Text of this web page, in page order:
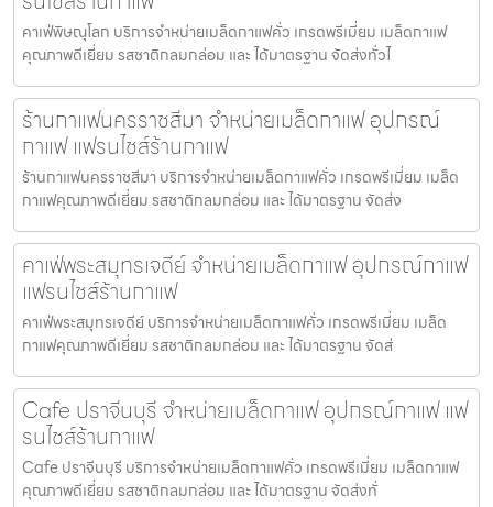
คาเฟ่พิษณุโลก บริการจำหน่ายเมล็ดกาแฟคั่ว เกรดพรีเมี่ยม เมล็ดกาแฟ
คุณภาพดีเยี่ยม รสชาติกลมกล่อม และ ได้มาตรฐาน จัดส่งทั่วไ
ร้านกาแฟนครราชสีมา จำหน่ายเมล็ดกาแฟ อุปกรณ์
กาแฟ แฟรนไชส์ร้านกาแฟ
ร้านกาแฟนครราชสีมา บริการจำหน่ายเมล็ดกาแฟคั่ว เกรดพรีเมี่ยม เมล็ด
กาแฟคุณภาพดีเยี่ยม รสชาติกลมกล่อม และ ได้มาตรฐาน จัดส่ง
คาเฟ่พระสมุทรเจดีย์ จำหน่ายเมล็ดกาแฟ อุปกรณ์กาแฟ
แฟรนไชส์ร้านกาแฟ
คาเฟ่พระสมุทรเจดีย์ บริการจำหน่ายเมล็ดกาแฟคั่ว เกรดพรีเมี่ยม เมล็ด
กาแฟคุณภาพดีเยี่ยม รสชาติกลมกล่อม และ ได้มาตรฐาน จัดส่
Cafe ปราจีนบุรี จำหน่ายเมล็ดกาแฟ อุปกรณ์กาแฟ แฟ
รนไชส์ร้านกาแฟ
Cafe ปราจีนบุรี บริการจำหน่ายเมล็ดกาแฟคั่ว เกรดพรีเมี่ยม เมล็ดกาแฟ
คุณภาพดีเยี่ยม รสชาติกลมกล่อม และ ได้มาตรฐาน จัดส่งทั่